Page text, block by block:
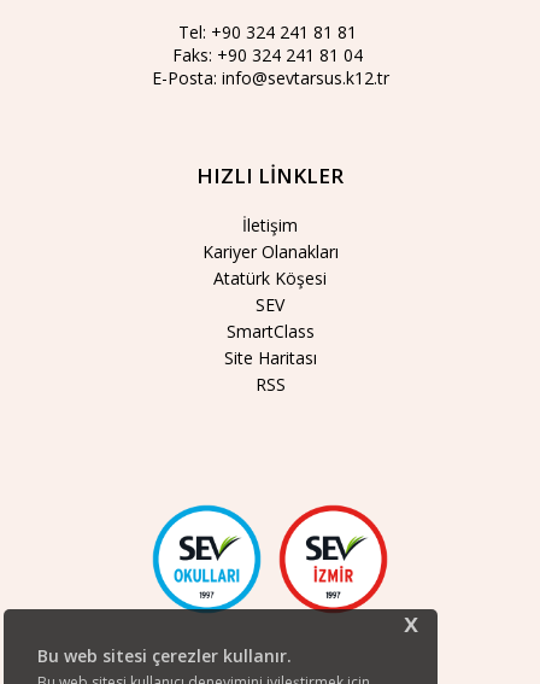
x
Bu web sitesi çerezler kullanır.
Tel: +90 324 241 81 81
Faks: +90 324 241 81 04
E-Posta: info@sevtarsus.k12.tr
HIZLI LİNKLER
İletişim
Kariyer Olanakları
Atatürk Köşesi
SEV
SmartClass
Site Haritası
RSS